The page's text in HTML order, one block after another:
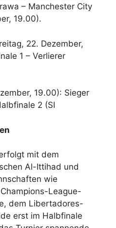
– Manchester City
19.00).
22. Dezember,
1 – Verlierer
19.00): Sieger
2 (SI
mit dem
Al-Ittihad und
wie
League-
dem Libertadores-
erst im Halbfinale